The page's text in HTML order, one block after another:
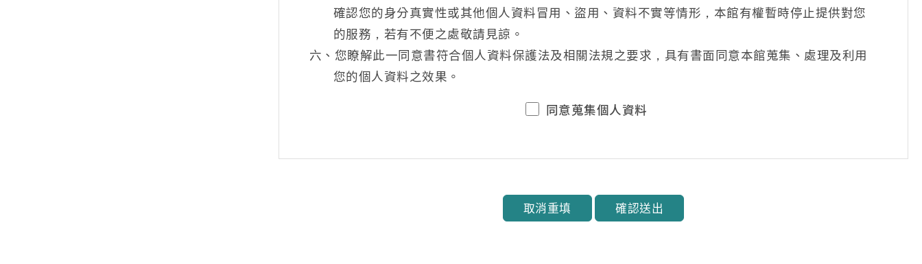
確認您的身分真實性或其他個人資料冒用、盜用、資料不實等情形，本館有權暫時停止提供對您
的服務，若有不便之處敬請見諒。
六、您瞭解此一同意書符合個人資料保護法及相關法規之要求，具有書面同意本館蒐集、處理及利用
您的個人資料之效果。
同意蒐集個人資料
取消重填 確認送出